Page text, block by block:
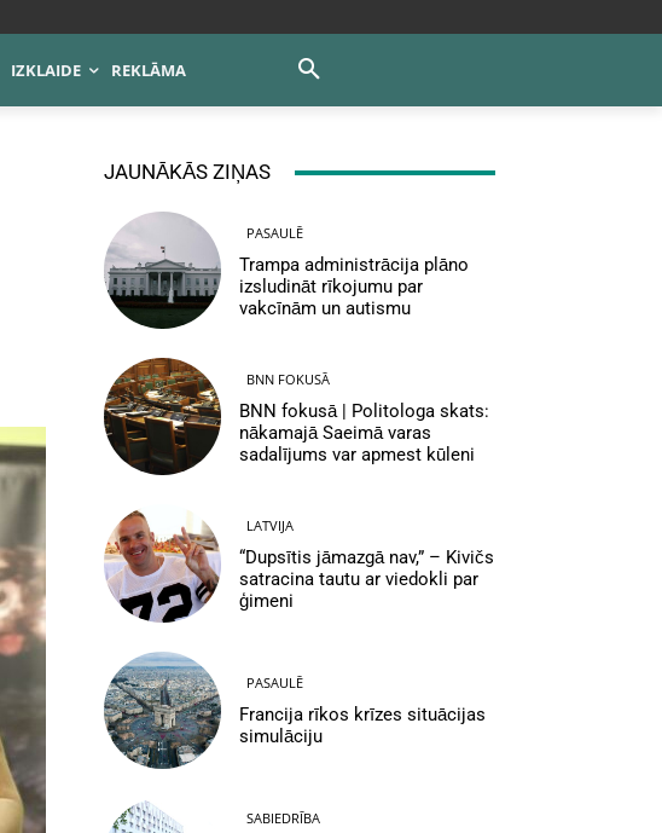
IZKLAIDE REKLĀMA
JAUNĀKĀS ZIŅAS
PASAULĒ
Trampa administrācija plāno
izsludināt rīkojumu par
vakcīnām un autismu
BNN FOKUSĀ
BNN fokusā | Politologa skats:
nākamajā Saeimā varas
sadalījums var apmest kūleni
LATVIJA
“Dupsītis jāmazgā nav,” – Kivičs
satracina tautu ar viedokli par
ģimeni
PASAULĒ
Francija rīkos krīzes situācijas
simulāciju
SABIEDRĪBA